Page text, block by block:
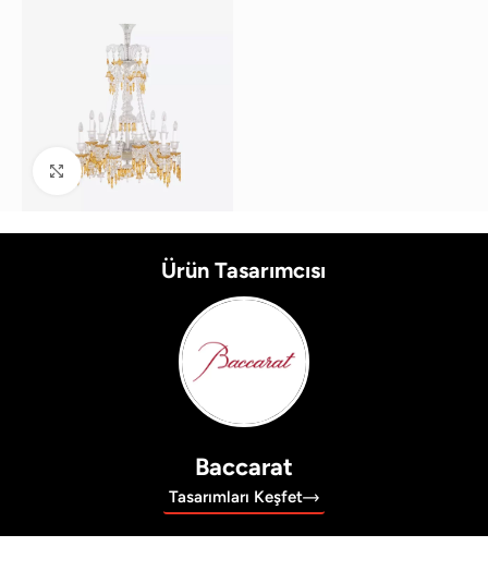
Büyütmek için tıklayın
Ürün Tasarımcısı
Baccarat
Tasarımları Keşfet